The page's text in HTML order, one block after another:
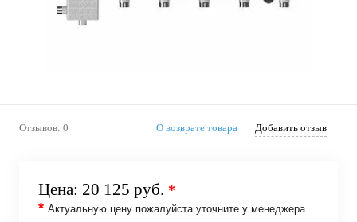
Отзывов: 0 О возврате товара Добавить отзыв
Цена: 20 125 руб. *
* Актуальную цену пожалуйста уточните у менеджера